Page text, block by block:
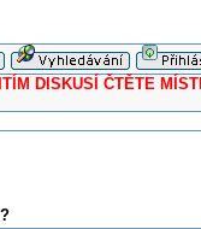
DISKUSÍ ČTĚTE